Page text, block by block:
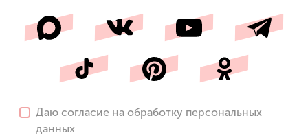
Даю согласие на обработку персональных
данных